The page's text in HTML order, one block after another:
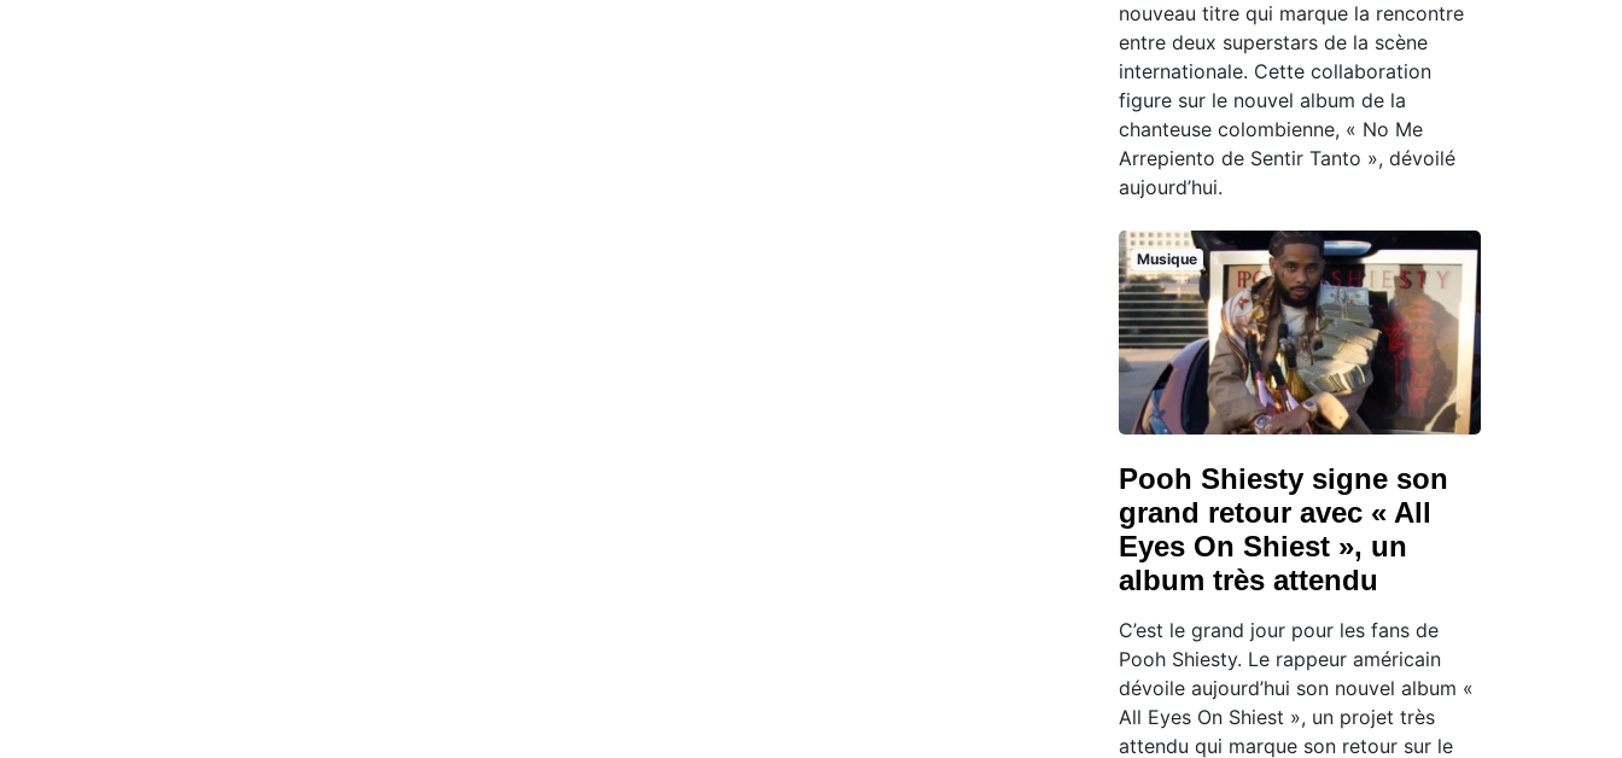
nouveau titre qui marque la rencontre
entre deux superstars de la scène
internationale. Cette collaboration
figure sur le nouvel album de la
chanteuse colombienne, « No Me
Arrepiento de Sentir Tanto », dévoilé
aujourd’hui.
Musique
Pooh Shiesty signe son
grand retour avec « All
Eyes On Shiest », un
album très attendu
C’est le grand jour pour les fans de
Pooh Shiesty. Le rappeur américain
dévoile aujourd’hui son nouvel album «
All Eyes On Shiest », un projet très
attendu qui marque son retour sur le